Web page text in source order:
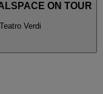
ON TOUR
Verdi